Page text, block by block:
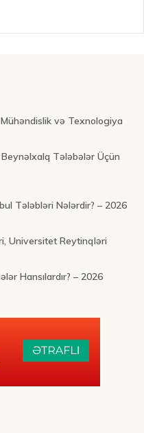
və Texnologiya
Tələbələr Üçün
Tələbləri Nələrdir? – 2026
Universitet Reytinqləri
Hansılardır? – 2026